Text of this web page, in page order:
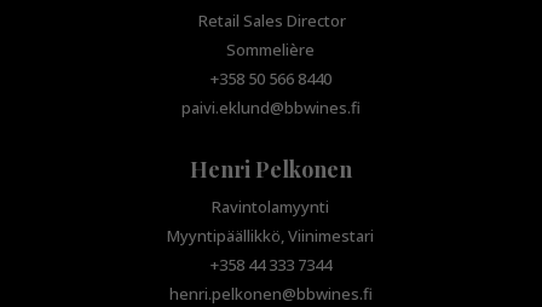
Retail Sales Director
Sommelière
+358 50 566 8440
paivi.eklund@bbwines.fi
Henri Pelkonen
Ravintolamyynti
Myyntipäällikkö, Viinimestari
+358 44 333 7344
henri.pelkonen@bbwines.fi